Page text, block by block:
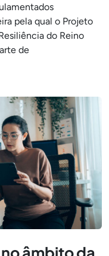
pela qual o Projeto
do Reino
de